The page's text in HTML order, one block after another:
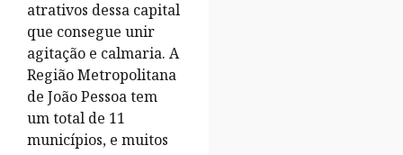
atrativos dessa capital
que consegue unir
agitação e calmaria. A
Região Metropolitana
de João Pessoa tem
um total de 11
municípios, e muitos